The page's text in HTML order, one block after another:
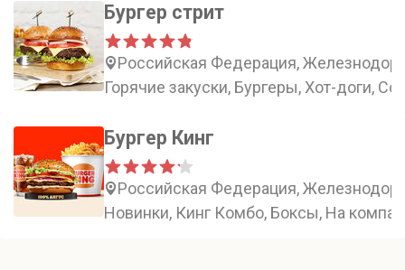
Бургер стрит
Российская Федерация,
Горячие закуски, Бургеры, Хот-доги,
Бургер Кинг
Российская Федерация,
Новинки, Кинг Комбо, Боксы, На